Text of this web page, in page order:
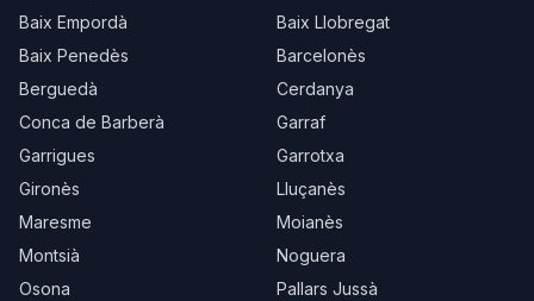
Baix Empordà
Baix Llobregat
Baix Penedès
Barcelonès
Berguedà
Cerdanya
Conca de Barberà
Garraf
Garrigues
Garrotxa
Gironès
Lluçanès
Maresme
Moianès
Montsià
Noguera
Osona
Pallars Jussà